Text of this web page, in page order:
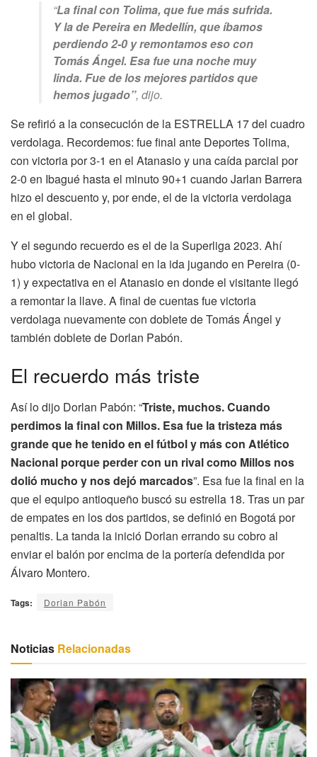
“La final con Tolima, que fue más sufrida.
Y la de Pereira en Medellín, que íbamos
perdiendo 2-0 y remontamos eso con
Tomás Ángel. Esa fue una noche muy
linda. Fue de los mejores partidos que
hemos jugado”, dijo.
Se refirió a la consecución de la ESTRELLA 17 del cuadro
verdolaga. Recordemos: fue final ante Deportes Tolima,
con victoria por 3-1 en el Atanasio y una caída parcial por
2-0 en Ibagué hasta el minuto 90+1 cuando Jarlan Barrera
hizo el descuento y, por ende, el de la victoria verdolaga
en el global.
Y el segundo recuerdo es el de la Superliga 2023. Ahí
hubo victoria de Nacional en la ida jugando en Pereira (0-
1) y expectativa en el Atanasio en donde el visitante llegó
a remontar la llave. A final de cuentas fue victoria
verdolaga nuevamente con doblete de Tomás Ángel y
también doblete de Dorlan Pabón.
El recuerdo más triste
Así lo dijo Dorlan Pabón: “Triste, muchos. Cuando
perdimos la final con Millos. Esa fue la tristeza más
grande que he tenido en el fútbol y más con Atlético
Nacional porque perder con un rival como Millos nos
dolió mucho y nos dejó marcados”. Esa fue la final en la
que el equipo antioqueño buscó su estrella 18. Tras un par
de empates en los dos partidos, se definió en Bogotá por
penaltis. La tanda la inició Dorlan errando su cobro al
enviar el balón por encima de la portería defendida por
Álvaro Montero.
Tags: Dorlan Pabón
Noticias Relacionadas